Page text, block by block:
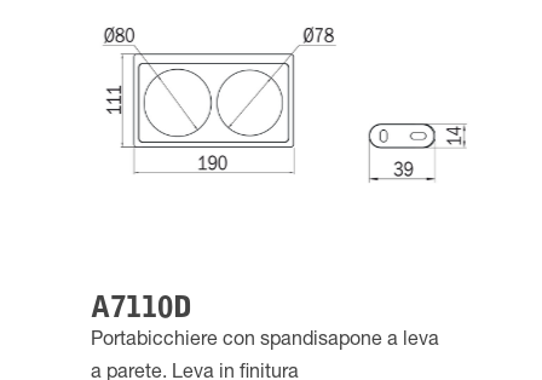
A7110D
Portabicchiere con spandisapone a leva
a parete. Leva in finitura